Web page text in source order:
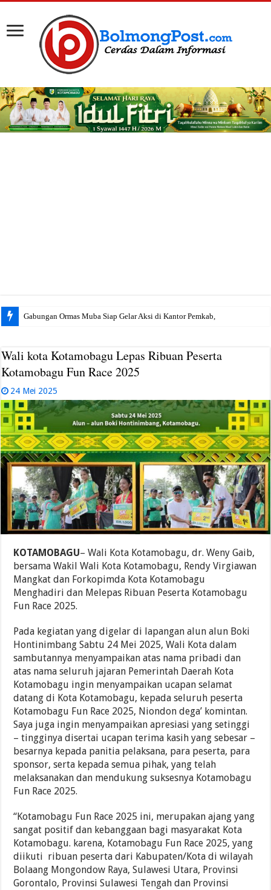
Gabungan Ormas Muba Siap Gelar Aksi di Kantor Pemkab, Soroti Janji
Wali kota Kotamobagu Lepas Ribuan Peserta
Kotamobagu Fun Race 2025
24 Mei 2025
KOTAMOBAGU– Wali Kota Kotamobagu, dr. Weny Gaib,
bersama Wakil Wali Kota Kotamobagu, Rendy Virgiawan
Mangkat dan Forkopimda Kota Kotamobagu
Menghadiri dan Melepas Ribuan Peserta Kotamobagu
Fun Race 2025.
Pada kegiatan yang digelar di lapangan alun alun Boki
Hontinimbang Sabtu 24 Mei 2025, Wali Kota dalam
sambutannya menyampaikan atas nama pribadi dan
atas nama seluruh jajaran Pemerintah Daerah Kota
Kotamobagu ingin menyampaikan ucapan selamat
datang di Kota Kotamobagu, kepada seluruh peserta
Kotamobagu Fun Race 2025, Niondon dega’ komintan.
Saya juga ingin menyampaikan apresiasi yang setinggi
– tingginya disertai ucapan terima kasih yang sebesar –
besarnya kepada panitia pelaksana, para peserta, para
sponsor, serta kepada semua pihak, yang telah
melaksanakan dan mendukung suksesnya Kotamobagu
Fun Race 2025.
“Kotamobagu Fun Race 2025 ini, merupakan ajang yang
sangat positif dan kebanggaan bagi masyarakat Kota
Kotamobagu. karena, Kotamobagu Fun Race 2025, yang
diikuti ribuan peserta dari Kabupaten/Kota di wilayah
Bolaang Mongondow Raya, Sulawesi Utara, Provinsi
Gorontalo, Provinsi Sulawesi Tengah dan Provinsi